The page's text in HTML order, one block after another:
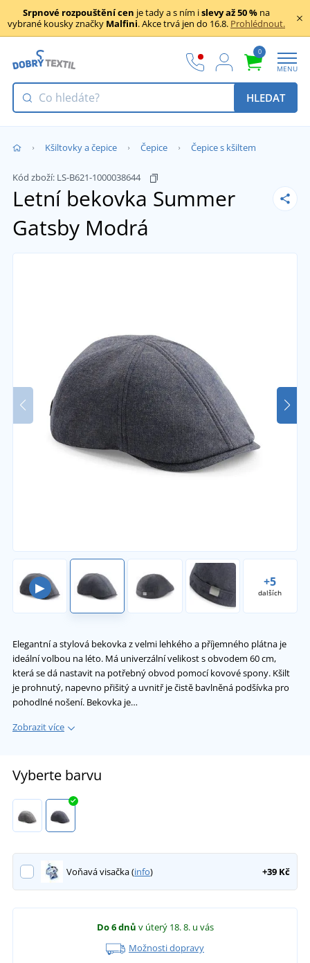
Srpnové rozpouštění cen je tady a s ním islevy až 50 % na
vybrané kousky značky Malfini. Akce trvá jen do 16.8. Prohlédnout.
0
MENU
HLEDAT
Kšiltovky a čepice Čepice Čepice s kšiltem
Kód zboží: LS-B621-1000038644
Letní bekovka Summer
Gatsby Modrá
▶ +5
dalších
Elegantní a stylová bekovka z velmi lehkého a příjemného plátna je
ideální volbou na léto. Má univerzální velikost s obvodem 60 cm,
která se dá nastavit na potřebný obvod pomocí kovové spony. Kšilt
je prohnutý, napevno přišitý a uvnitř je čistě bavlněná podšívka pro
pohodlné nošení. Bekovka je…
Zobrazit více
Vyberte barvu
Voňavá visačka (info) +39 Kč
Do 6 dnů v úterý 18. 8. u vás
Možnosti dopravy